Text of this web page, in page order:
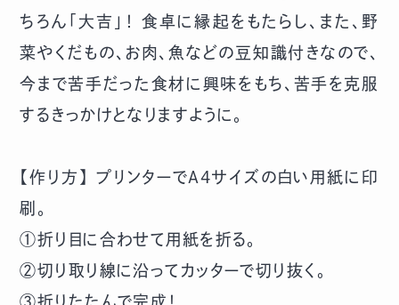
ちろん「大吉」！ 食卓に縁起をもたらし、また、野
菜やくだもの、お肉、魚などの豆知識付きなので、
今まで苦手だった食材に興味をもち、苦手を克服
するきっかけとなりますように。
【作り方】 プリンターでA4サイズの白い用紙に印
刷。
①折り目に合わせて用紙を折る。
②切り取り線に沿ってカッターで切り抜く。
③折りたたんで完成！